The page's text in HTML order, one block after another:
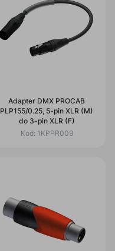
Adapter DMX PROCAB
PLP155/0.25, 5-pin XLR (M)
do 3-pin XLR (F)
Kod: 1KPPR009